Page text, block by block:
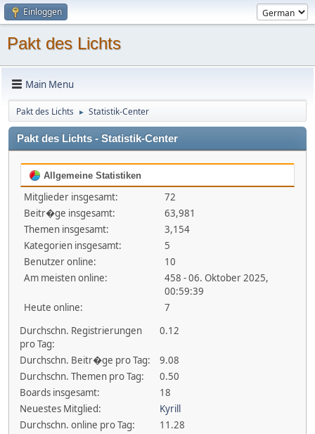
Einloggen
Pakt des Lichts
Main Menu
Pakt des Lichts ► Statistik-Center
Pakt des Lichts - Statistik-Center
Allgemeine Statistiken
Mitglieder insgesamt:
72
Beitr�ge insgesamt:
63,981
Themen insgesamt:
3,154
Kategorien insgesamt:
5
Benutzer online:
10
Am meisten online:
458 - 06. Oktober 2025,
00:59:39
Heute online:
7
Durchschn. Registrierungen
pro Tag:
0.12
Durchschn. Beitr�ge pro Tag:
9.08
Durchschn. Themen pro Tag:
0.50
Boards insgesamt:
18
Neuestes Mitglied:
Kyrill
Durchschn. online pro Tag:
11.28